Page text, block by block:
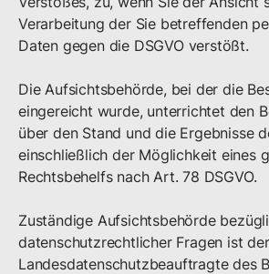
Verarbeitung der Sie betreffenden
Daten gegen die DSGVO verstößt.
Die Aufsichtsbehörde, bei der die
eingereicht wurde, unterrichtet den
über den Stand und die Ergebnisse
einschließlich der Möglichkeit eines
Rechtsbehelfs nach Art. 78 DSGVO.
Zuständige Aufsichtsbehörde
datenschutzrechtlicher Fragen ist der
Landesdatenschutzbeauftragte des